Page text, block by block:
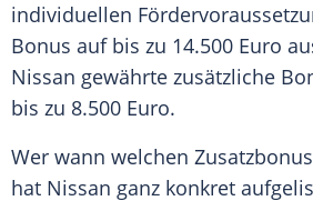
individuellen
Bonus auf bis zu 14.500 Euro
Nissan gewährte zusätzliche
bis zu 8.500 Euro.
Wer wann welchen
hat Nissan ganz konkret